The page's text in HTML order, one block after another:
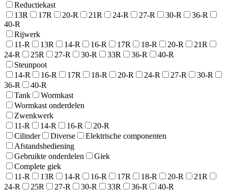
Reductiekast
13R
17R 20-R 21R 24-R 27-R 30-R
36-R
40-R
Rijwerk
11-R
13R 14-R 16-R 17R 18-R 20-R
21R
24-R
25R 27-R 30-R 33R 36-R
40-R
Steunpoot
14-R
16-R 17R 18-R 20-R 24-R 27-R
30-R
36-R
40-R
Tank
Wormkast
Wormkast onderdelen
Zwenkwerk
11-R
14-R 16-R
20-R
Cilinder
Diverse
Elektrische componenten
Afstandsbediening
Gebruikte onderdelen
Giek
Complete giek
11-R
13R 14-R 16-R 17R 18-R 20-R
21R
24-R
25R 27-R 30-R 33R 36-R
40-R